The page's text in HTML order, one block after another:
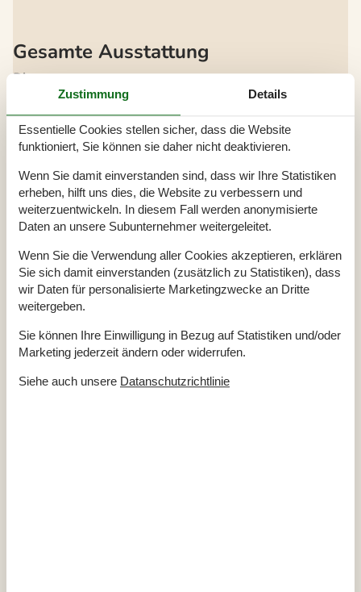
Gesamte Ausstattung
Diverse
Alternative Heizung, Wärmepumpe
Anzahl Haustiere 2
Baujahr 1920
Baumaterial: Stein
Ferienhaus 100 m²
Haustiere Ja 2
Heizung, Elektroheizung
Renoviert 2020
Self-Service-Check-in
Staubsauger
Wasser inkl.
Winterfest
Draußen
Gartenmöbel
Kostenloser Parkplatz auf dem Gelände
Naturgrundstück 1200 m²
Offenes Gelände
Elektrogeräte
Zustimmung Details
Essentielle Cookies stellen sicher, dass die Website
funktioniert, Sie können sie daher nicht deaktivieren.
Wenn Sie damit einverstanden sind, dass wir Ihre Statistiken
erheben, hilft uns dies, die Website zu verbessern und
weiterzuentwickeln. In diesem Fall werden anonymisierte
Daten an unsere Subunternehmer weitergeleitet.
Wenn Sie die Verwendung aller Cookies akzeptieren, erklären
Sie sich damit einverstanden (zusätzlich zu Statistiken), dass
wir Daten für personalisierte Marketingzwecke an Dritte
weitergeben.
Sie können Ihre Einwilligung in Bezug auf Statistiken und/oder
Marketing jederzeit ändern oder widerrufen.
Siehe auch unsere Datanschutzrichtlinie